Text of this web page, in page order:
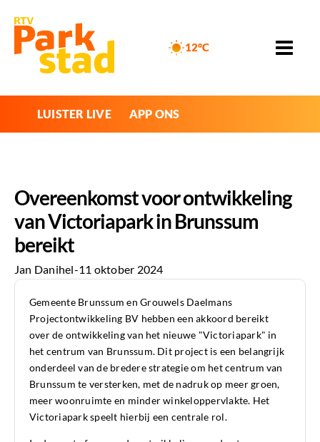
12°C
LUISTER LIVE APP ONS
Overeenkomst voor ontwikkeling
van Victoriapark in Brunssum
bereikt
Jan Danihel-11 oktober 2024
Gemeente Brunssum en Grouwels Daelmans
Projectontwikkeling BV hebben een akkoord bereikt
over de ontwikkeling van het nieuwe "Victoriapark" in
het centrum van Brunssum. Dit project is een belangrijk
onderdeel van de bredere strategie om het centrum van
Brunssum te versterken, met de nadruk op meer groen,
meer woonruimte en minder winkeloppervlakte. Het
Victoriapark speelt hierbij een centrale rol.